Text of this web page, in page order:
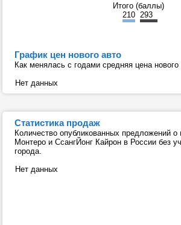
Итого (баллы)
210 293
График цен нового авто
Как менялась с годами средняя цена
Нет данных
Статистика продаж
Количество опубликованных предложений
Монтеро и СсангЙонг Кайрон в России без
города.
Нет данных